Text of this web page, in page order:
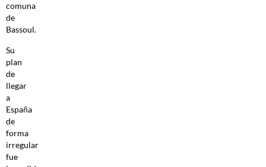
comuna
de
Bassoul.
Su
plan
de
llegar
a
España
de
forma
irregular
fue